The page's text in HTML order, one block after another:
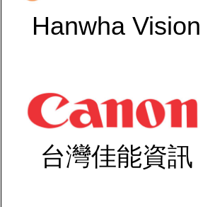
Hanwha Vision
台灣佳能資訊